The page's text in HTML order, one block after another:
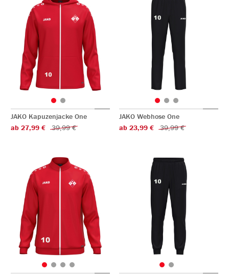
JAKO Kapuzenjacke One
ab 27,99 €
39,99 €
JAKO Webhose One
ab 23,99 €
39,99 €